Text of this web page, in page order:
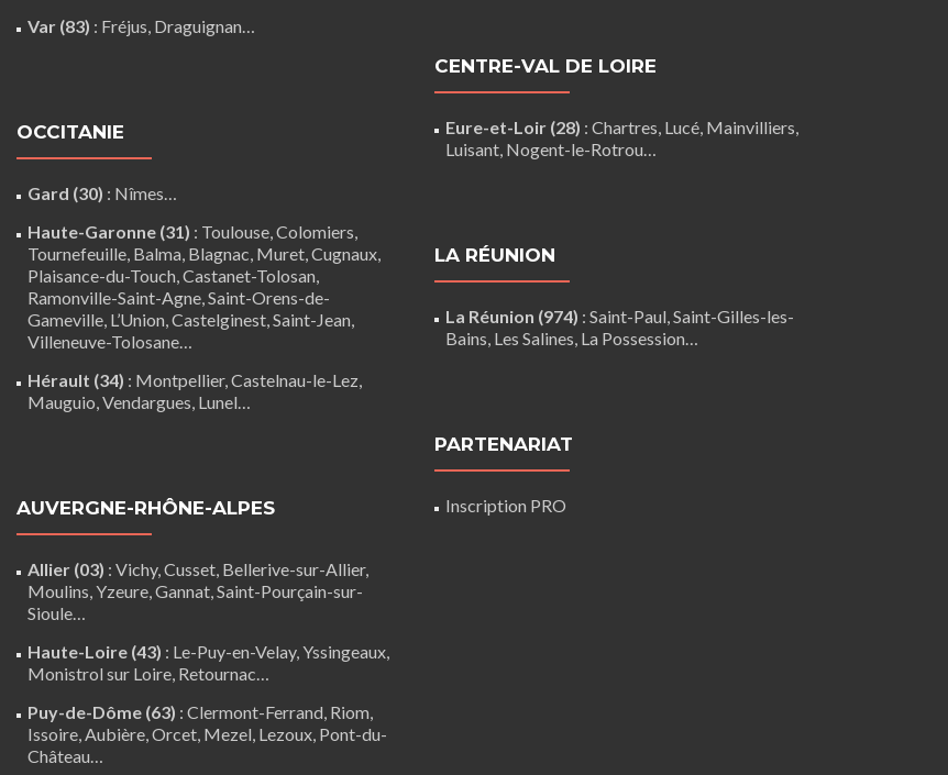
Var (83) : Fréjus, Draguignan…
OCCITANIE
Gard (30) : Nîmes…
Haute-Garonne (31) : Toulouse,Colomiers,
Tournefeuille, Balma, Blagnac, Muret,Cugnaux,
Plaisance-du-Touch,Castanet-Tolosan,
Ramonville-Saint-Agne,Saint-Orens-de-
Gameville, L’Union,Castelginest,Saint-Jean,
Villeneuve-Tolosane…
Hérault (34) : Montpellier,Castelnau-le-Lez,
Mauguio,Vendargues, Lunel…
AUVERGNE-RHÔNE-ALPES
Allier (03) : Vichy, Cusset, Bellerive-sur-Allier,
Moulins, Yzeure, Gannat,Saint-Pourçain-sur-
Sioule…
Haute-Loire (43) : Le-Puy-en-Velay,Yssingeaux,
Monistrol sur Loire, Retournac…
Puy-de-Dôme (63) : Clermont-Ferrand, Riom,
Issoire,Aubière,Orcet, Mezel, Lezoux, Pont-du-
Château…
CENTRE-VAL DE LOIRE
Eure-et-Loir (28) : Chartres, Lucé, Mainvilliers,
Luisant, Nogent-le-Rotrou…
LA RÉUNION
La Réunion (974) : Saint-Paul,Saint-Gilles-les-
Bains, Les Salines, La Possession…
PARTENARIAT
Inscription PRO